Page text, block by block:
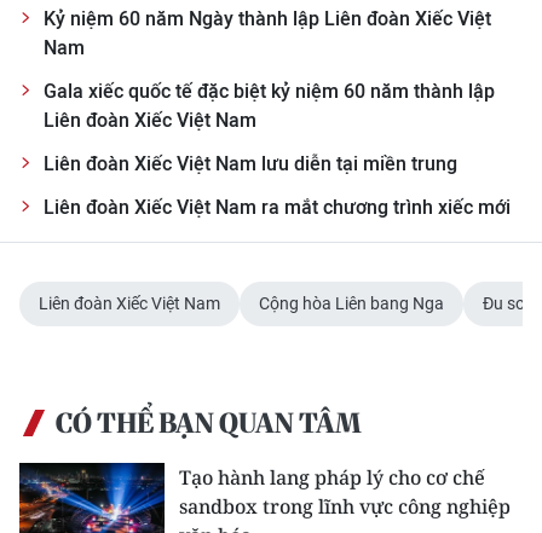
NHÂN DÂN CUỐI TUẦN
NHÂN DÂN HẰNG THÁNG
ĐỌC BÁO IN
FRANÇAIS
РУССКИЙ
ESPAÑOL
Kỷ niệm 60 năm Ngày thành lập Liên đoàn Xiếc Việt
Nam
Gala xiếc quốc tế đặc biệt kỷ niệm 60 năm thành lập
Liên đoàn Xiếc Việt Nam
Liên đoàn Xiếc Việt Nam lưu diễn tại miền trung
Liên đoàn Xiếc Việt Nam ra mắt chương trình xiếc mới
Liên đoàn Xiếc Việt Nam Cộng hòa Liên bang Nga Đu son
CÓ THỂ BẠN QUAN TÂM
Tạo hành lang pháp lý cho cơ chế
sandbox trong lĩnh vực công nghiệp